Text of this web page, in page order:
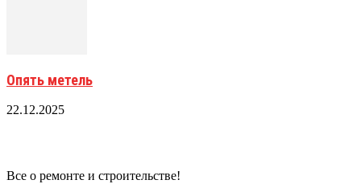
Опять метель
22.12.2025
Все о ремонте и строительстве!